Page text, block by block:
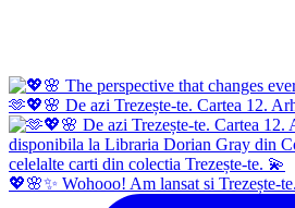
🫶💖🌸 De azi Trezește-te. Cartea 12.
💖🌸✨ Wohooo! Am lansat si Trezește-